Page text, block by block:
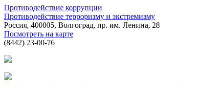
Противодействие коррупции
Противодействие терроризму и экстремизму
Россия, 400005, Волгоград, пр. им. Ленина, 28
Посмотреть на карте
(8442) 23-00-76